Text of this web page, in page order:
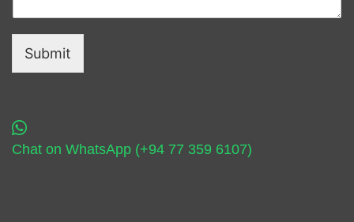
Submit
Chat on WhatsApp (+94 77 359 6107)